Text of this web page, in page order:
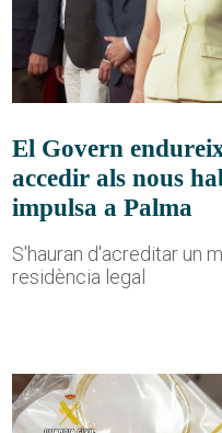
El Govern
accedir als nous
impulsa a Palma
S'hauran d'acreditar un
residència legal